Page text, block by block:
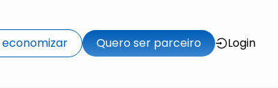
Quero ser parceiro Login